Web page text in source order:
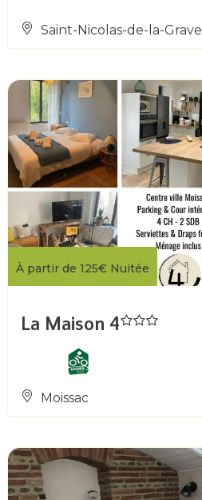
Saint-Nicolas-de-la-Grave
À partir de 125€ Nuitée
La Maison 4
Moissac